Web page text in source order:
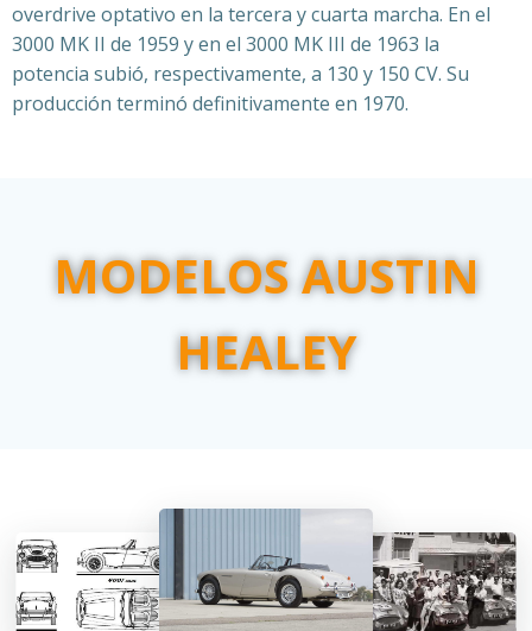
overdrive optativo en la tercera y cuarta marcha. En el
3000 MK II de 1959 y en el 3000 MK III de 1963 la
potencia subió, respectivamente, a 130 y 150 CV. Su
producción terminó definitivamente en 1970.
MODELOS AUSTIN
HEALEY